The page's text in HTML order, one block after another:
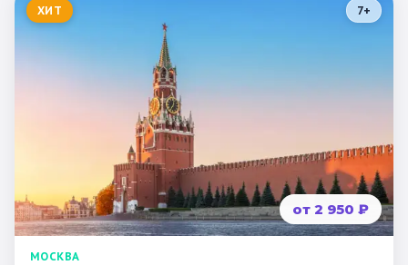
ХИТ 7+
от 2 950 ₽
МОСКВА